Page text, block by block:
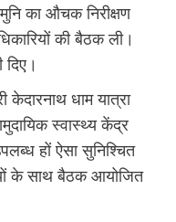
का औचक निरीक्षण
की बैठक ली।
धाम यात्रा
स्वास्थ्य केंद्र
हों ऐसा सुनिश्चित
के साथ बैठक आयोजित